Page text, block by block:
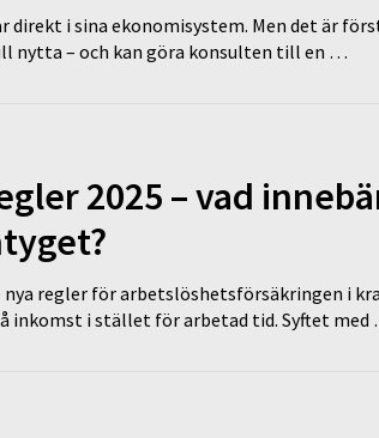
i sina ekonomisystem. Men det är
nytta – och kan göra konsulten till en …
2025 – vad
nya regler för arbetslöshetsförsäkringen i
inkomst i stället för arbetad tid. Syftet